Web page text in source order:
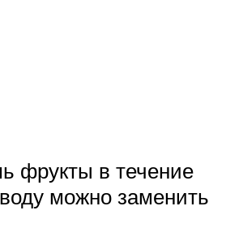
фрукты в течение
можно заменить